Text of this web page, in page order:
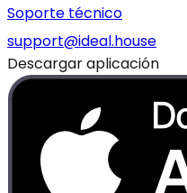
Soporte técnico
support@ideal.house
Descargar aplicación